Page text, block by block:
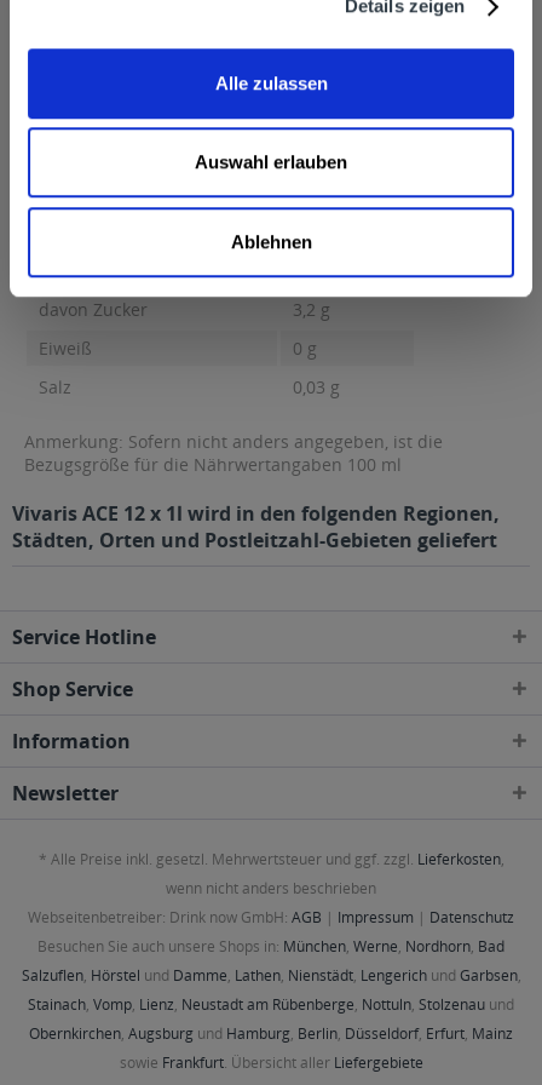
Details zeigen
Alle zulassen
Auswahl erlauben
Ablehnen
Vivaris Getränke GmbH & Co. KG, Neuer Grund 2449740
Brennwert 15 kcal / 66 kJ Fett 0,1 g davon gesättigte Fettsäuren
0,1 g...
15 kcal / 66 kJ
Fett
0,1 g
davon gesättigte Fettsäuren
Kohlenhydrate
3,2 g
davon Zucker
3,2 g
Eiweiß
0 g
Salz
0,03 g
Anmerkung: Sofern nicht anders angegeben, ist die
Bezugsgröße für die Nährwertangaben 100 ml
Vivaris ACE 12 x 1l wird in den folgenden Regionen,
Städten, Orten und Postleitzahl-Gebieten geliefert
Service Hotline
Shop Service
Information
Newsletter
* Alle Preise inkl. gesetzl. Mehrwertsteuer und ggf. zzgl. Lieferkosten,
wenn nicht anders beschrieben
Webseitenbetreiber: Drink now GmbH: AGB | Impressum | Datenschutz
Besuchen Sie auch unsere Shops in: München, Werne, Nordhorn, Bad
Salzuflen, Hörstel und Damme, Lathen, Nienstädt, Lengerichund Garbsen,
Stainach, Vomp, Lienz, Neustadt am Rübenberge, Nottuln, Stolzenau und
Obernkirchen, Augsburg und Hamburg, Berlin, Düsseldorf, Erfurt, Mainz
sowie Frankfurt. Übersicht aller Liefergebiete